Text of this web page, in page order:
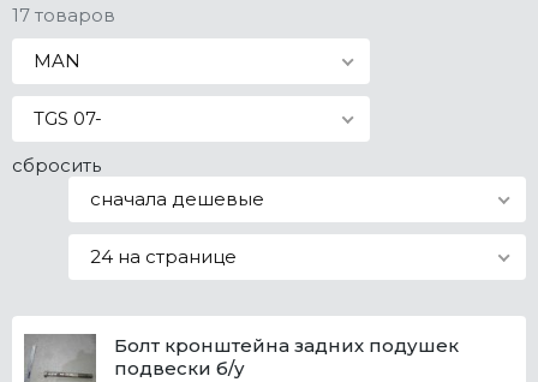
17 товаров
MAN
TGS 07-
сбросить
сначала дешевые
24 на странице
Болт кронштейна задних подушек
подвески б/у